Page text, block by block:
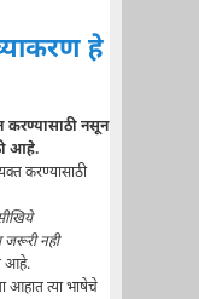
हे
करण्यासाठी नसून
आहे.
करण्यासाठी
नही
आहे.
आहात त्या भाषेचे